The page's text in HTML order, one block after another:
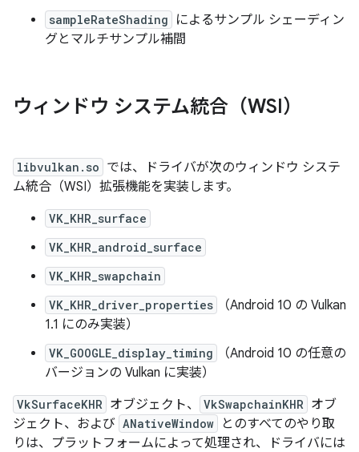
sampleRateShading
によるサンプル シェーディン
グとマルチサンプル補間
ウィンドウ システム統合（WSI）
libvulkan.so では、ドライバが次のウィンドウ システ
ム統合（WSI）拡張機能を実装します。
VK_KHR_surface
VK_KHR_android_surface
VK_KHR_swapchain
VK_KHR_driver_properties
（Android 10 の Vulkan
1.1 にのみ実装）
VK_GOOGLE_display_timing
（Android 10 の任意の
バージョンの Vulkan に実装）
VkSurfaceKHR オブジェクト、 VkSwapchainKHR オブ
ジェクト、および ANativeWindow
とのすべてのやり取
りは、プラットフォームによって処理され、ドライバには